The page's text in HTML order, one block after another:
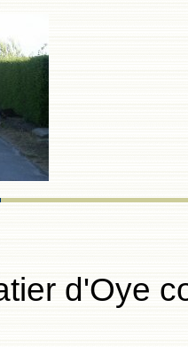
d'Oye